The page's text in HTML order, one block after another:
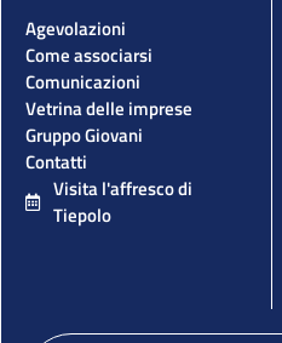
Agevolazioni
Come associarsi
Comunicazioni
Vetrina delle imprese
Gruppo Giovani
Contatti
Visita l'affresco di
Tiepolo